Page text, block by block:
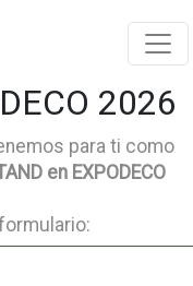
2026
para ti como
en EXPODECO